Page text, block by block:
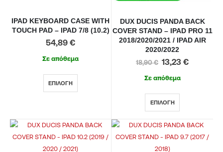
IPAD KEYBOARD CASE WITH
TOUCH PAD – IPAD 7/8 (10.2)
54,89 €
Σε απόθεμα
ΕΠΙΛΟΓΉ
DUX DUCIS PANDA BACK
COVER STAND – IPAD PRO 11
2018/2020/2021 / IPAD AIR
2020/2022
18,90€ 13,23 €
Σε απόθεμα
ΕΠΙΛΟΓΉ